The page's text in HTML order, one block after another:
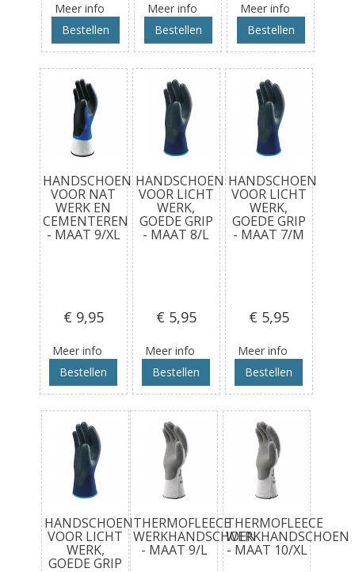
Meer info
Bestellen
Meer info
Bestellen
Meer info
Bestellen
HANDSCHOEN
VOOR NAT
WERK EN
CEMENTEREN
- MAAT 9/XL
€ 9,95
Meer info
Bestellen
HANDSCHOEN
VOOR LICHT
WERK,
GOEDE GRIP
- MAAT 8/L
€ 5,95
Meer info
Bestellen
HANDSCHOEN
VOOR LICHT
WERK,
GOEDE GRIP
- MAAT 7/M
€ 5,95
Meer info
Bestellen
HANDSCHOEN
VOOR LICHT
WERK,
GOEDE GRIP
THERMOFLEECE
WERKHANDSCHOEN
- MAAT 9/L
THERMOFLEECE
WERKHANDSCHOEN
- MAAT 10/XL